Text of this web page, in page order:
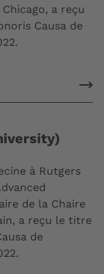
a reçu
Causa de
à Rutgers
de la Chaire
a reçu le titre
de